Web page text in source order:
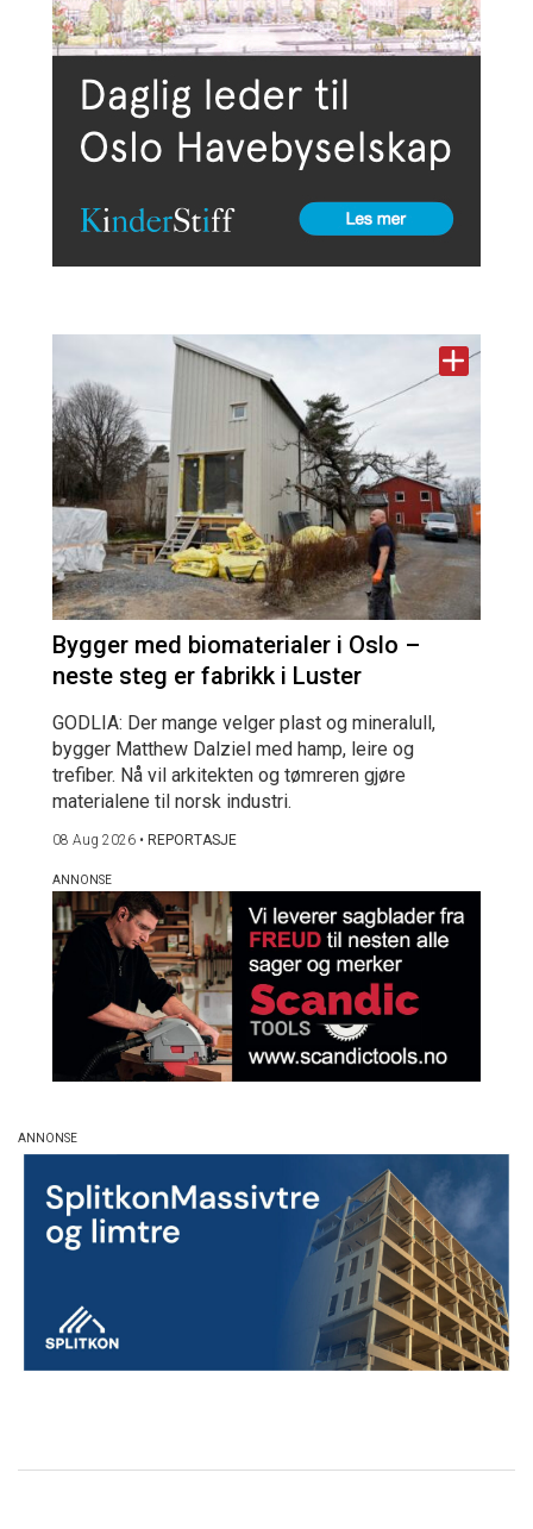
Bygger med biomaterialer i Oslo –
neste steg er fabrikk i Luster
GODLIA: Der mange velger plast og mineralull,
bygger Matthew Dalziel med hamp, leire og
trefiber. Nå vil arkitekten og tømreren gjøre
materialene til norsk industri.
08 Aug 2026 • REPORTASJE